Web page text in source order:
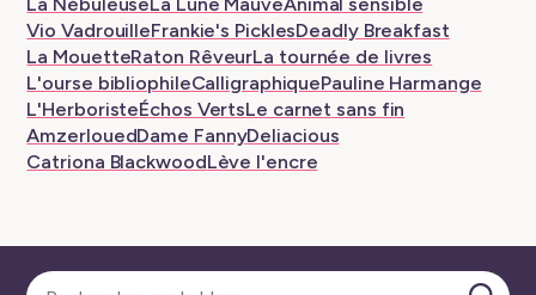
Vio VadrouilleFrankie's PicklesDeadly Breakfast
La MouetteRaton RêveurLa tournée de livres
L'ourse bibliophileCalligraphiquePauline Harmange
L'HerboristeÉchos VertsLe carnet sans fin
AmzerlouedDame FannyDeliacious
Catriona BlackwoodLève l'encre
Sélectionner